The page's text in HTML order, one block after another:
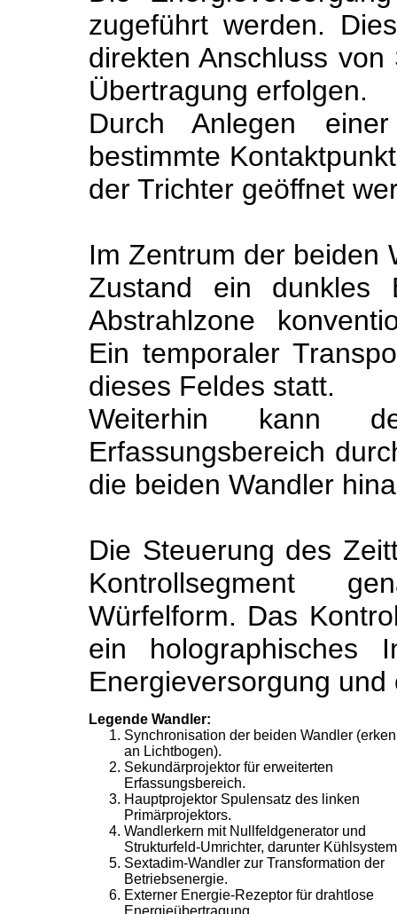
zugeführt werden.
direkten Anschluss
Übertragung erfolgen.
Durch Anlegen
bestimmte
der Trichter geöffnet
Im Zentrum der beiden
Zustand ein dunkles
Abstrahlzone
Ein temporaler
dieses Feldes statt.
Weiterhin kann
Erfassungsbereich
die beiden Wandler
Die Steuerung des
Kontrollsegment
Würfelform. Das
ein holographisches
Energieversorgung
Legende Wandler:
Synchronisation der beiden Wandler
an Lichtbogen).
Sekundärprojektor für erweiterten
Erfassungsbereich.
Hauptprojektor Spulensatz des linken
Primärprojektors.
Wandlerkern mit Nullfeldgenerator und
Strukturfeld-Umrichter, darunter
Sextadim-Wandler zur Transformation der
Betriebsenergie.
Externer Energie-Rezeptor für drahtlose
Energieübertragung.